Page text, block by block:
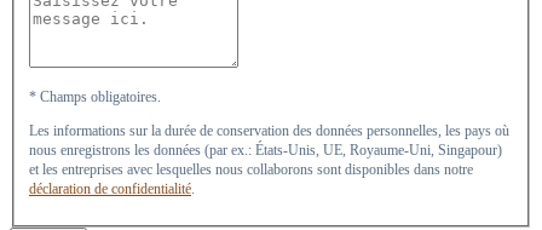
* Champs obligatoires.
Les informations sur la durée de conservation des données personnelles, les pays où
nous enregistrons les données (par ex.: États-Unis, UE, Royaume-Uni, Singapour)
et les entreprises avec lesquelles nous collaborons sont disponibles dans notre
déclaration de confidentialité.